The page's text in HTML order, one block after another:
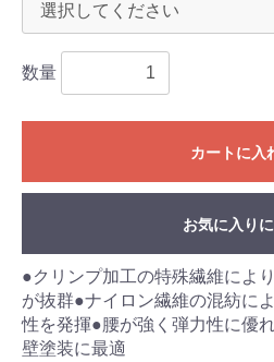
数量
カートに入
お気に入り
●クリンプ加工の特殊繊維によ
が抜群●ナイロン繊維の混紡に
性を発揮●腰が強く弾力性に優
壁塗装に最適